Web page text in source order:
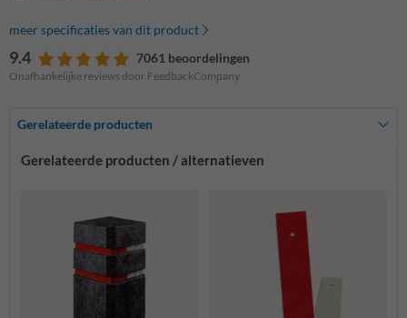
meer specificaties van dit product
9.4 7061 beoordelingen
Onafhankelijke reviews door FeedbackCompany
Gerelateerde producten
Gerelateerde producten / alternatieven